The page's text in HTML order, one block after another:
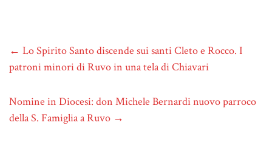
← Lo Spirito Santo discende sui santi Cleto e Rocco. I
patroni minori di Ruvo in una tela di Chiavari
Nomine in Diocesi: don Michele Bernardi nuovo parroco
della S. Famiglia a Ruvo →